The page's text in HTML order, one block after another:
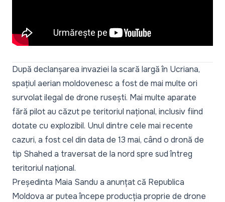
După declanșarea invaziei la scară largă în Ucriana,
spațiul aerian moldovenesc a fost de mai multe ori
survolat ilegal de drone rusești. Mai multe aparate
fără pilot au căzut pe teritoriul național, inclusiv fiind
dotate cu explozibil. Unul dintre cele mai recente
cazuri, a fost cel din data de 13 mai, când o dronă de
tip Shahed a traversat de la nord spre sud întreg
teritoriul național.
Președinta Maia Sandu a anunțat că Republica
Moldova ar putea începe producția proprie de drone